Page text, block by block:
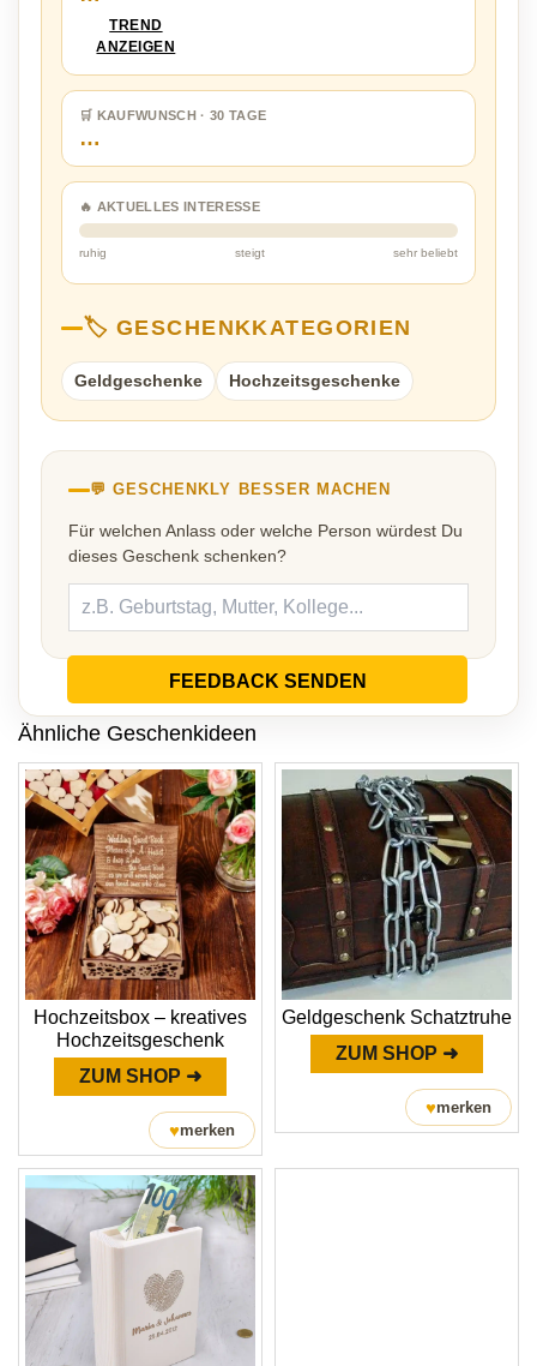
TREND
ANZEIGEN
🛒 KAUFWUNSCH · 30 TAGE
…
🔥 AKTUELLES INTERESSE
ruhig steigt sehr beliebt
🏷️ GESCHENKKATEGORIEN
Geldgeschenke Hochzeitsgeschenke
💬 GESCHENKLY BESSER MACHEN
Für welchen Anlass oder welche Person würdest Du
dieses Geschenk schenken?
FEEDBACK SENDEN
Ähnliche Geschenkideen
Hochzeitsbox – kreatives
Hochzeitsgeschenk
ZUM SHOP ➜
♥merken
Geldgeschenk Schatztruhe
ZUM SHOP ➜
♥merken